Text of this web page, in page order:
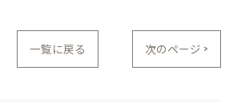
一覧に戻る 次のページ >